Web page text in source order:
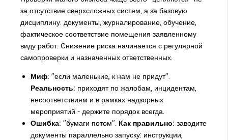
за отсутствие сверхсложных систем, а за базовую
дисциплину: документы, журналирование, обучение,
фактическое соответствие помещения заявленному
виду работ. Снижение риска начинается с регулярной
самопроверки и назначенных ответственных.
Миф: "если маленькие, к нам не придут".
Реальность: приходят по жалобам, инцидентам,
несоответствиям и в рамках надзорных
мероприятий - держите порядок всегда.
Ошибка: "бумаги потом". Как правильно: заводите
документы параллельно запуску: инструкции,